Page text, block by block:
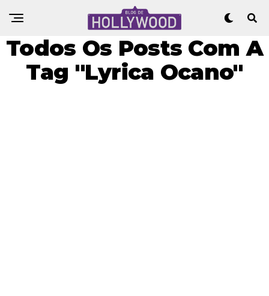
Todos Os Posts Com A
Tag "Lyrica Ocano"